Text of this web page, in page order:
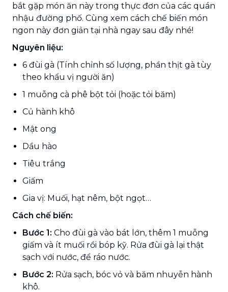
bắt gặp món ăn này trong thực đơn của các quán
nhậu đường phố. Cùng xem cách chế biến món
ngon này đơn giản tại nhà ngay sau đây nhé!
Nguyên liệu:
6 đùi gà (Tính chỉnh số lượng, phần thịt gà tùy
theo khẩu vị người ăn)
1 muỗng cà phê bột tỏi (hoặc tỏi băm)
Củ hành khô
Mật ong
Dầu hào
Tiêu trắng
Giấm
Gia vị: Muối, hạt nêm, bột ngọt…
Cách chế biến:
Bước 1: Cho đùi gà vào bát lớn, thêm 1 muỗng
giấm và ít muối rồi bóp kỹ. Rửa đùi gà lại thật
sạch với nước, để ráo nước.
Bước 2: Rửa sạch, bóc vỏ và băm nhuyễn hành
khô.